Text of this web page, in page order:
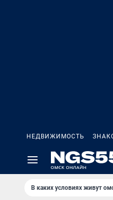
НЕДВИЖИМОСТЬ
В каких условиях живут